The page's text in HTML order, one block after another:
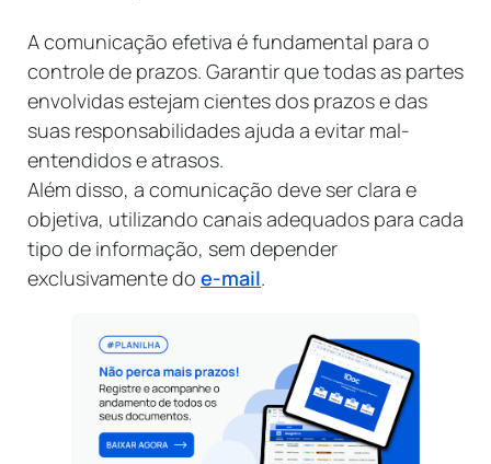
A comunicação efetiva é fundamental para o
controle de prazos. Garantir que todas as partes
envolvidas estejam cientes dos prazos e das
suas responsabilidades ajuda a evitar mal-
entendidos e atrasos.
Além disso, a comunicação deve ser clara e
objetiva, utilizando canais adequados para cada
tipo de informação, sem depender
exclusivamente do e-mail.